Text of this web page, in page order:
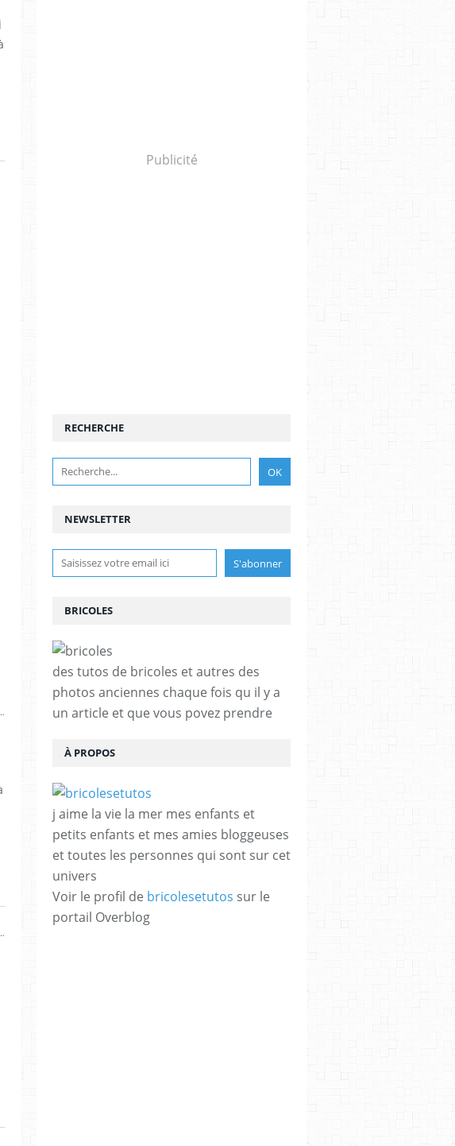
Publicité
NEWSLETTER
RECHERCHE
BRICOLES
des tutos de bricoles et autres des
photos anciennes chaque fois qu il y a
un article et que vous povez prendre
À PROPOS
j aime la vie la mer mes enfants et
petits enfants et mes amies bloggeuses
et toutes les personnes qui sont sur cet
univers
Voir le profil de bricolesetutos sur le
portail Overblog